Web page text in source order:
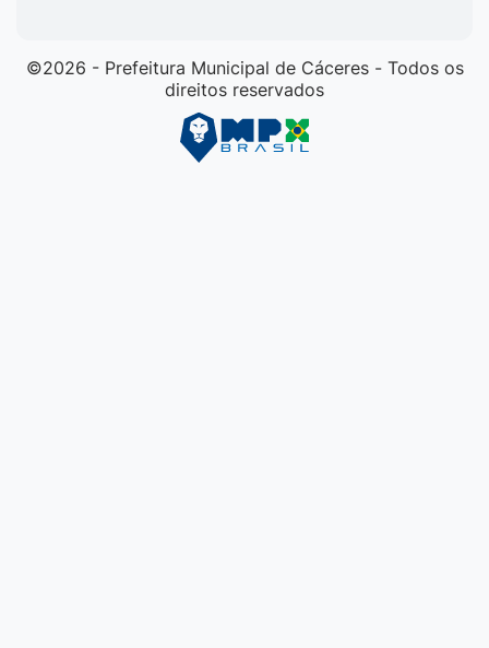
©2026 - Prefeitura Municipal de Cáceres - Todos os
direitos reservados